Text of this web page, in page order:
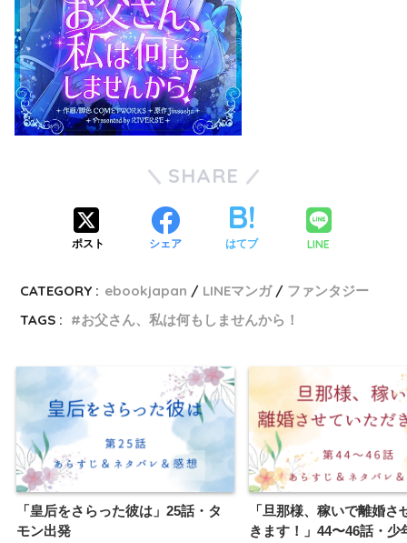
SHARE
ポスト シェア はてブ LINE
CATEGORY : ebookjapan LINEマンガ
ファンタジー
TAGS :
お父さん、私は何もしませんから！
「皇后をさらった彼は」25話・タ
モン出発
「旦那様、稼いで離婚さ
きます！」44〜46話・少